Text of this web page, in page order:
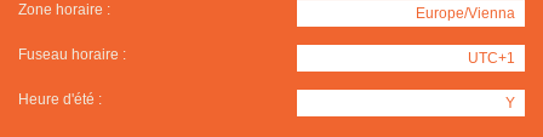
Zone horaire : Europe/Vienna
Fuseau horaire : UTC+1
Heure d'été : Y